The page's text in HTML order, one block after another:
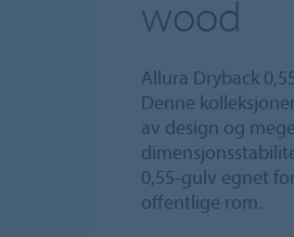
wood
Allura Dryback
Denne
av design og
0,55-gulv egnet
offentlige rom.